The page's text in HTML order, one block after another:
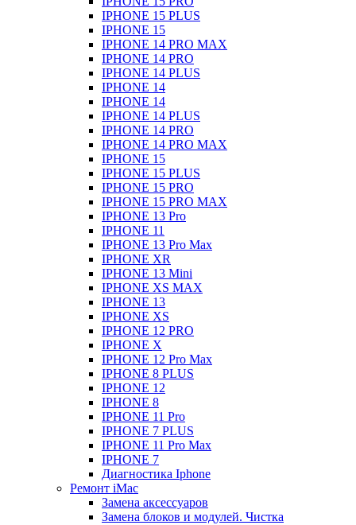
IPHONE 15 PLUS
IPHONE 15
IPHONE 14 PRO MAX
IPHONE 14 PRO
IPHONE 14 PLUS
IPHONE 14
IPHONE 14
IPHONE 14 PLUS
IPHONE 14 PRO
IPHONE 14 PRO MAX
IPHONE 15
IPHONE 15 PLUS
IPHONE 15 PRO
IPHONE 15 PRO MAX
IPHONE 13 Pro
IPHONE 11
IPHONE 13 Pro Max
IPHONE XR
IPHONE 13 Mini
IPHONE XS MAX
IPHONE 13
IPHONE XS
IPHONE 12 PRO
IPHONE X
IPHONE 12 Pro Max
IPHONE 8 PLUS
IPHONE 12
IPHONE 8
IPHONE 11 Pro
IPHONE 7 PLUS
IPHONE 11 Pro Max
IPHONE 7
Диагностика Iphone
Ремонт iMac
Замена аксессуаров
Замена блоков и модулей. Чистка